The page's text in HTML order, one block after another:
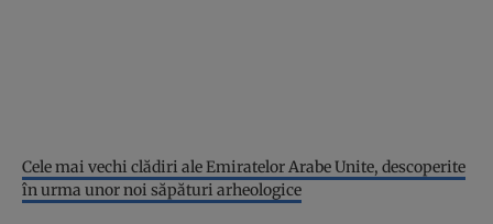
Cele mai vechi clădiri ale Emiratelor Arabe Unite, descoperite
în urma unor noi săpături arheologice